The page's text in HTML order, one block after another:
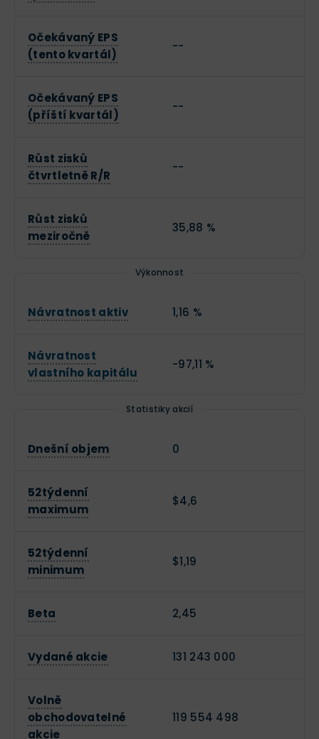
Očekávaný EPS
(tento kvartál)
--
Očekávaný EPS
(příští kvartál)
--
Růst zisků
čtvrtletně R/R
--
Růst zisků
meziročně
35,88 %
Výkonnost
Návratnost aktiv 1,16 %
Návratnost
vlastního kapitálu
-97,11 %
Statistiky akcií
Dnešní objem 0
52týdenní
maximum
$4,6
52týdenní
minimum
$1,19
Beta 2,45
Vydané akcie 131 243 000
Volně
obchodovatelné
akcie
119 554 498